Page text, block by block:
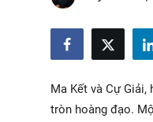
Ma Kết và Cự
tròn hoàng đạo.